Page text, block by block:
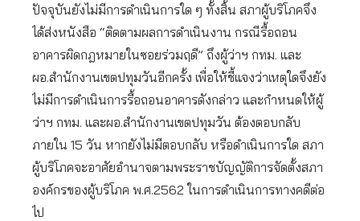
ปัจจุบันยังไม่มีการดำเนินการใด ๆ ทั้งสิ้น สภาผู้บริโภคจึง
ได้ส่งหนังสือ “ติดตามผลการดำเนินงาน กรณีรื้อถอน
อาคารผิดกฎหมายในซอยร่วมฤดี” ถึงผู้ว่าฯ กทม. และ
ผอ.สำนักงานเขตปทุมวันอีกครั้ง เพื่อให้ชี้แจงว่าเหตุใดจึงยัง
ไม่มีการดำเนินการรื้อถอนอาคารดังกล่าว และกำหนดให้ผู้
ว่าฯ กทม. และผอ.สำนักงานเขตปทุมวัน ต้องตอบกลับ
ภายใน 15 วัน หากยังไม่มีตอบกลับ หรือดำเนินการใด สภา
ผู้บริโภคจะอาศัยอำนาจตามพระราชบัญญัติการจัดตั้งสภา
องค์กรของผู้บริโภค พ.ศ.2562 ในการดำเนินการทางคดีต่อ
ไป